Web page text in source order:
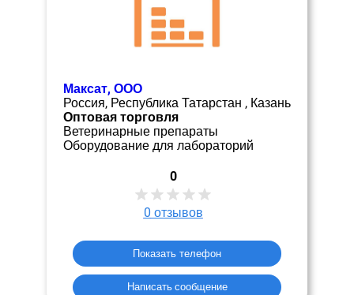
Максат, ООО
Россия, Республика Татарстан , Казань
Оптовая торговля
Ветеринарные препараты
Оборудование для лабораторий
0
0 отзывов
Показать телефон
Написать сообщение